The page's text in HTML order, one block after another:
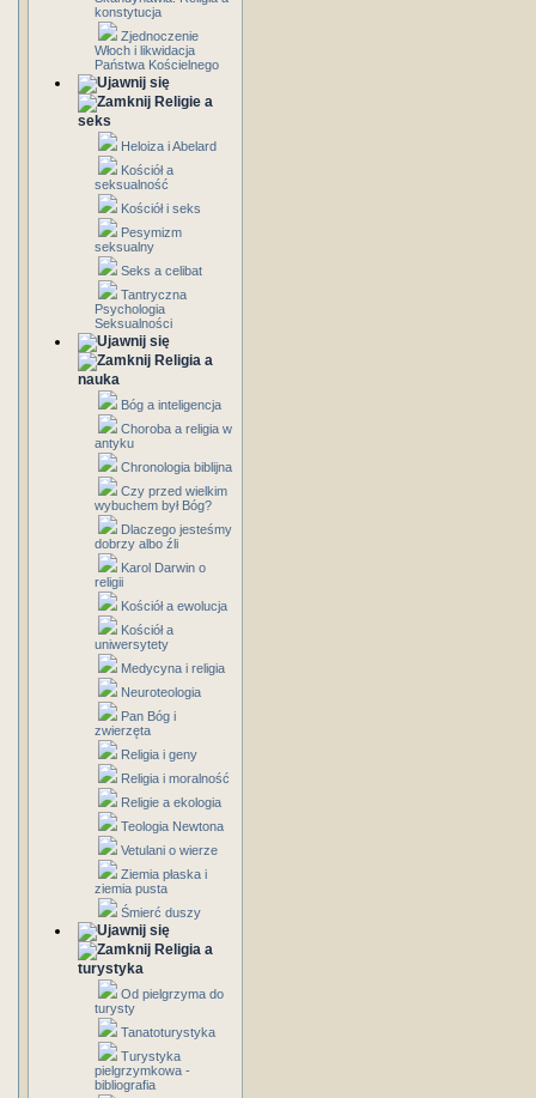
konstytucja
Zjednoczenie
Włoch i likwidacja
Państwa Kościelnego
Religie a
seks
Heloiza i Abelard
Kościół a
seksualność
Kościół i seks
Pesymizm
seksualny
Seks a celibat
Tantryczna
Psychologia
Seksualności
Religia a
nauka
Bóg a inteligencja
Choroba a religia w
antyku
Chronologia biblijna
Czy przed wielkim
wybuchem był Bóg?
Dlaczego jesteśmy
dobrzy albo źli
Karol Darwin o
religii
Kościół a ewolucja
Kościół a
uniwersytety
Medycyna i religia
Neuroteologia
Pan Bóg i
zwierzęta
Religia i geny
Religia i moralność
Religie a ekologia
Teologia Newtona
Vetulani o wierze
Ziemia płaska i
ziemia pusta
Śmierć duszy
Religia a
turystyka
Od pielgrzyma do
turysty
Tanatoturystyka
Turystyka
pielgrzymkowa -
bibliografia